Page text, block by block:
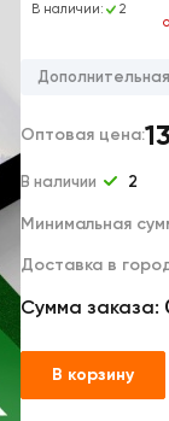
подушки
В наличии: 2
Оптовая цена:
В наличии 2
Минимальная
Доставка в
Сумма заказа:
В корзину